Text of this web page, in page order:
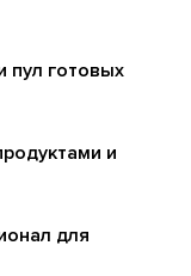
пул готовых
и
для